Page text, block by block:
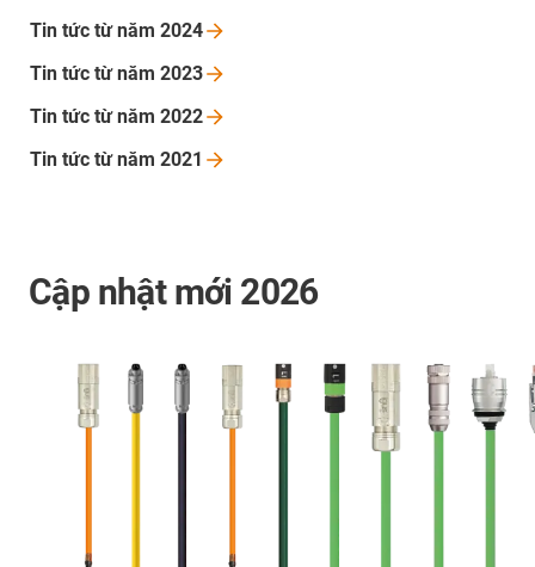
Tin tức từ năm 2024
Tin tức từ năm 2023
Tin tức từ năm 2022
Tin tức từ năm 2021
Cập nhật mới 2026